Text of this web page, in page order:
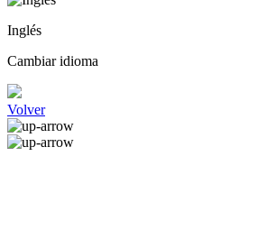
Inglés
Cambiar idioma
Volver